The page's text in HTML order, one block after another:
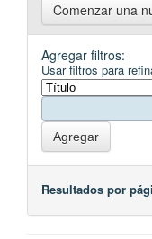
Comenzar una
Agregar filtros:
Usar filtros para
Resultados por